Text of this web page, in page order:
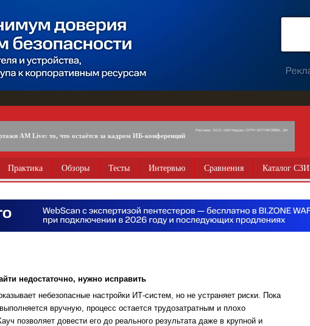
AM Live: то, что остаётся за кадром ИБ-конференций
Реклама. ООО «АМ Медиа» ОГРН 1077746725891, 18+
Практика Обзоры Тесты Интервью Сравнения Каталог СЗИ
недостаточно, нужно исправить
небезопасные настройки ИТ-систем, но не устраняет риски. Пока
вручную, процесс остается трудозатратным и плохо
позволяет довести его до реального результата даже в крупной и